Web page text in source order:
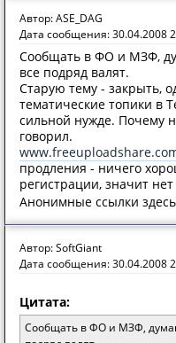
Автор: ASE_DAG
Дата сообщения: 30.04.2008
Сообщать в ФО и МЗФ,
все подряд валят.
Старую тему - закрыть,
тематические топики в
сильной нужде. Почему
говорил.
продления - ничего
регистрации, значит
Анонимные ссылки
Автор: SoftGiant
Дата сообщения: 30.04.2008
Цитата:
Сообщать в ФО и МЗФ,